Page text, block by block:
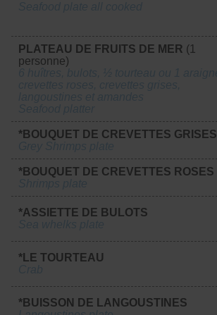
PLATEAU DE FRUITS DE MER (1
personne)
*BOUQUET DE CREVETTES GRISES
*BOUQUET DE CREVETTES ROSES
*ASSIETTE DE BULOTS
*LE TOURTEAU
*BUISSON DE LANGOUSTINES